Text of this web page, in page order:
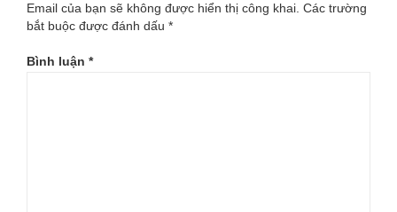
Email của bạn sẽ không được hiển thị công khai. Các trường
bắt buộc được đánh dấu *
Bình luận *